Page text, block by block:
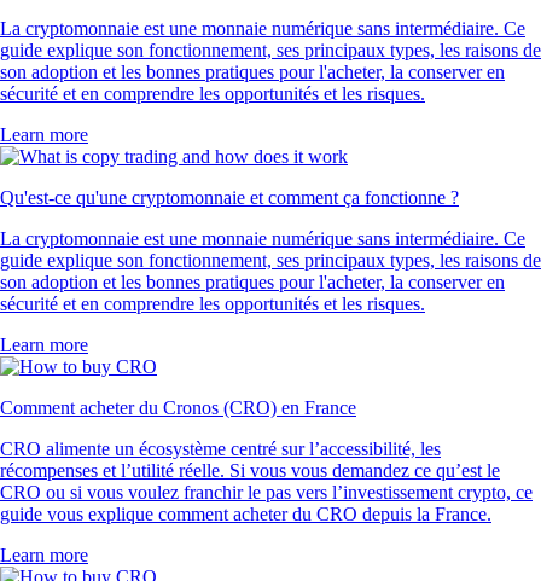
La cryptomonnaie est une monnaie numérique sans intermédiaire. Ce
guide explique son fonctionnement, ses principaux types, les raisons de
son adoption et les bonnes pratiques pour l'acheter, la conserver en
sécurité et en comprendre les opportunités et les risques.
Learn more
Qu'est-ce qu'une cryptomonnaie et comment ça fonctionne ?
La cryptomonnaie est une monnaie numérique sans intermédiaire. Ce
guide explique son fonctionnement, ses principaux types, les raisons de
son adoption et les bonnes pratiques pour l'acheter, la conserver en
sécurité et en comprendre les opportunités et les risques.
Learn more
Comment acheter du Cronos (CRO) en France
CRO alimente un écosystème centré sur l’accessibilité, les
récompenses et l’utilité réelle. Si vous vous demandez ce qu’est le
CRO ou si vous voulez franchir le pas vers l’investissement crypto, ce
guide vous explique comment acheter du CRO depuis la France.
Learn more